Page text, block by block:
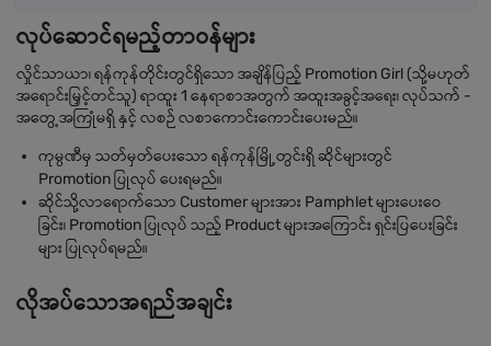
လုပ်ဆောင်ရမည့်တာဝန်များ
လှိုင်သာယာ၊ ရန်ကုန်တိုင်းတွင်ရှိသော အချိန်ပြည့် Promotion Girl (သို့မဟုတ်
အရောင်းမြှင့်တင်သူ) ရာထူး 1 နေရာစာအတွက် အထူးအခွင့်အရေး၊ လုပ်သက် -
အတွေ့အကြုံမရှိ နှင့် လစဉ် လစာကောင်းကောင်းပေးမည်။
ကုမ္ပဏီမှ သတ်မှတ်ပေးသော ရန်ကုန်မြို့တွင်းရှိ ဆိုင်များတွင်
Promotion ပြုလုပ် ပေးရမည်။
ဆိုင်သို့လာရောက်သော Customer များအား Pamphlet များပေးဝေ
ခြင်း၊ Promotion ပြုလုပ် သည့် Product များအကြောင်း ရှင်းပြပေးခြင်း
များ ပြုလုပ်ရမည်။
လိုအပ်သောအရည်အချင်း